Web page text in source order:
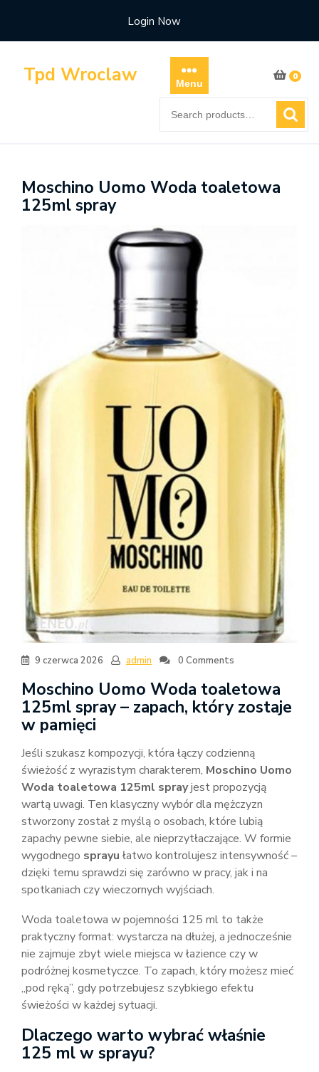
content
Login Now
Tpd Wroclaw Menu
0
for:
Moschino Uomo Woda toaletowa
125ml spray
9 czerwca 2026 admin 0 Comments
Moschino Uomo Woda toaletowa
125ml spray – zapach, który zostaje
w pamięci
Jeśli szukasz kompozycji, która łączy codzienną
świeżość z wyrazistym charakterem, Moschino Uomo
Woda toaletowa 125ml sprayjest propozycją
wartą uwagi. Ten klasyczny wybór dla mężczyzn
stworzony został z myślą o osobach, które lubią
zapachy pewne siebie, ale nieprzytłaczające. W formie
wygodnego sprayu łatwo kontrolujesz intensywność –
dzięki temu sprawdzi się zarówno w pracy, jak i na
spotkaniach czy wieczornych wyjściach.
Woda toaletowa w pojemności 125 ml to także
praktyczny format: wystarcza na dłużej, a jednocześnie
nie zajmuje zbyt wiele miejsca w łazience czy w
podróżnej kosmetyczce. To zapach, który możesz mieć
„pod ręką”, gdy potrzebujesz szybkiego efektu
świeżości w każdej sytuacji.
Dlaczego warto wybrać właśnie
125 ml w sprayu?